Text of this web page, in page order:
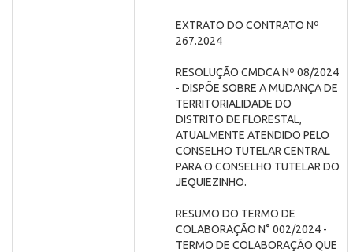
EXTRATO DO CONTRATO Nº
267.2024
RESOLUÇÃO CMDCA Nº 08/2024
- DISPÕE SOBRE A MUDANÇA DE
TERRITORIALIDADE DO
DISTRITO DE FLORESTAL,
ATUALMENTE ATENDIDO PELO
CONSELHO TUTELAR CENTRAL
PARA O CONSELHO TUTELAR DO
JEQUIEZINHO.
RESUMO DO TERMO DE
COLABORAÇÃO N° 002/2024 -
TERMO DE COLABORAÇÃO QUE